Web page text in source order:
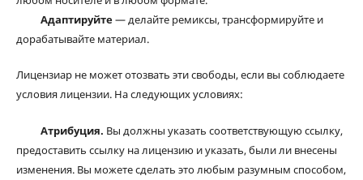
Адаптируйте— делайте ремиксы, трансформируйте и
дорабатывайте материал.
Лицензиар не может отозвать эти свободы, если вы соблюдаете
условия лицензии. На следующих условиях:
Атрибуция. Вы должны указать соответствующую ссылку,
предоставить ссылку на лицензию и указать, были ли внесены
изменения. Вы можете сделать это любым разумным способом,